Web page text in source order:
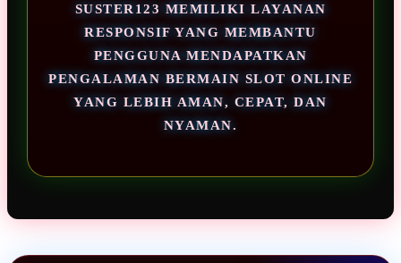
SUSTER123 MEMILIKI LAYANAN
RESPONSIF YANG MEMBANTU
PENGGUNA MENDAPATKAN
PENGALAMAN BERMAIN SLOT ONLINE
YANG LEBIH AMAN, CEPAT, DAN
NYAMAN.